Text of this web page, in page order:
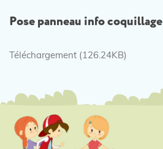
Pose panneau info coquillage
Téléchargement (126.24KB)